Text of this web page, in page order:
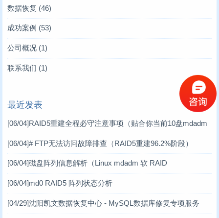
存储业内新闻
凯文数据恢复新闻
技术文章
数据恢复 (46)
服务器数据恢复
硬盘数据恢复
存储卡类恢复
数据库修复
成功案例 (53)
服务器数据恢复案例
数据库修复案例
工控机数据恢复案例
数码数据恢复案例(3)
DV数据恢复案例(1)
虚拟机数据恢复案例(2)
小型机数据恢复(1)
台式机数据恢复案例(14)
公司概况 (1)
联系我们 (1)
最近发表
[06/04]RAID5重建全程必守注意事项（贴合你当前10盘mdadm
[06/04]# FTP无法访问故障排查（RAID5重建96.2%阶段）
[06/04]磁盘阵列信息解析（Linux mdadm 软 RAID
[06/04]md0 RAID5 阵列状态分析
[04/29]沈阳凯文数据恢复中心 - MySQL数据库修复专项服务